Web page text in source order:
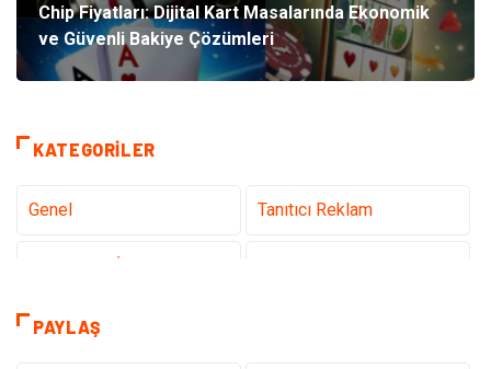
Chip Fiyatları: Dijital Kart Masalarında Ekonomik
ve Güvenli Bakiye Çözümleri
KATEGORILER
Genel Tanıtıcı Reklam
Teknoloji & İnternet
teknoloji
PAYLAŞ